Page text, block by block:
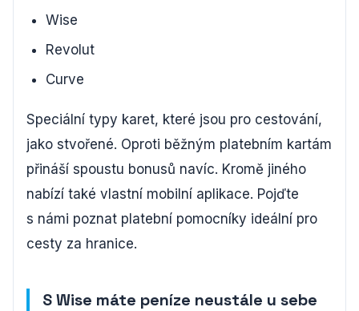
Wise
Revolut
Curve
Speciální typy karet, které jsou pro cestování,
jako stvořené. Oproti běžným platebním kartám
přináší spoustu bonusů navíc. Kromě jiného
nabízí také vlastní mobilní aplikace. Pojďte
s námi poznat platební pomocníky ideální pro
cesty za hranice.
S Wise máte peníze neustále u sebe